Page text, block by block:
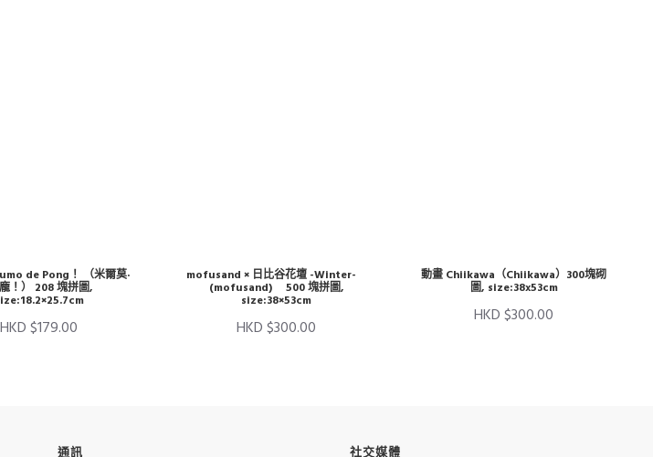
de Pong！ （米爾莫·
！） 208 塊拼圖,
HKD $179.00
mofusand × 日比谷花壇 -Winter-
(mofusand) 500 塊拼圖,
size:38×53cm
HKD $300.00
動畫 Chiikawa（Chiikawa）300塊砌
圖, size:38x53cm
HKD $300.00
通訊 社交媒體